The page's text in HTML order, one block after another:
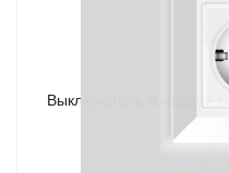
Выключатель концевой